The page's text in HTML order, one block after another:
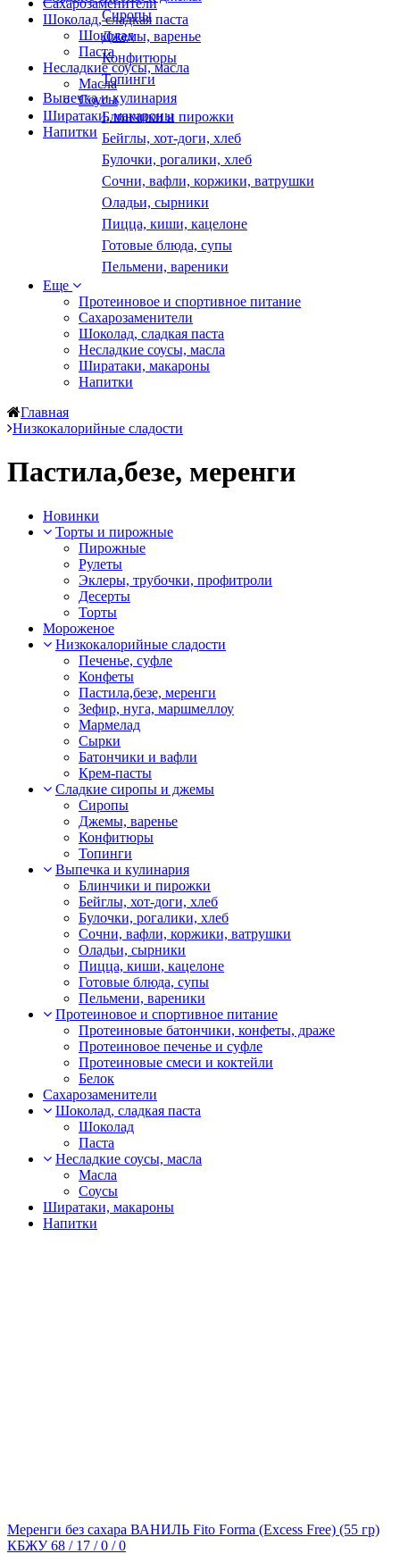
Сахарозаменители
Шоколад, сладкая паста
Шоколад
Паста
Несладкие соусы, масла
Масла
Соусы
Ширатаки, макароны
Напитки
Сиропы
Джемы, варенье
Конфитюры
Топинги
Выпечка и кулинария
Блинчики и пирожки
Бейглы, хот-доги, хлеб
Булочки, рогалики, хлеб
Сочни, вафли, коржики, ватрушки
Оладьи, сырники
Пицца, киши, кацелоне
Готовые блюда, супы
Пельмени, вареники
Еще
Протеиновое и спортивное питание
Сахарозаменители
Шоколад, сладкая паста
Несладкие соусы, масла
Ширатаки, макароны
Напитки
Главная
Низкокалорийные сладости
Пастила,безе, меренги
Новинки
Торты и пирожные
Пирожные
Рулеты
Эклеры, трубочки, профитроли
Десерты
Торты
Мороженое
Низкокалорийные сладости
Печенье, суфле
Конфеты
Пастила,безе, меренги
Зефир, нуга, маршмеллоу
Мармелад
Сырки
Батончики и вафли
Крем-пасты
Сладкие сиропы и джемы
Сиропы
Джемы, варенье
Конфитюры
Топинги
Выпечка и кулинария
Блинчики и пирожки
Бейглы, хот-доги, хлеб
Булочки, рогалики, хлеб
Сочни, вафли, коржики, ватрушки
Оладьи, сырники
Пицца, киши, кацелоне
Готовые блюда, супы
Пельмени, вареники
Протеиновое и спортивное питание
Протеиновые батончики, конфеты, драже
Протеиновое печенье и суфле
Протеиновые смеси и коктейли
Белок
Сахарозаменители
Шоколад, сладкая паста
Шоколад
Паста
Несладкие соусы, масла
Масла
Соусы
Ширатаки, макароны
Напитки
Меренги без сахара ВАНИЛЬ Fito Forma (Excess Free) (55 гр)
КБЖУ 68 / 17 / 0 / 0